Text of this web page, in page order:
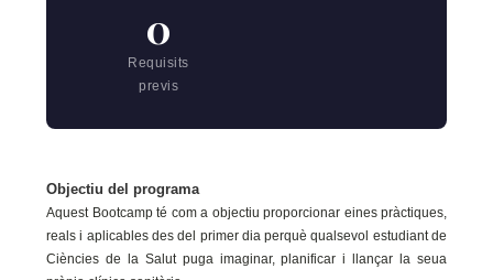
0
Requisits
previs
Objectiu del programa
Aquest Bootcamp té com a objectiu proporcionar eines pràctiques,
reals i aplicables des del primer dia perquè qualsevol estudiant de
Ciències de la Salut puga imaginar, planificar i llançar la seua